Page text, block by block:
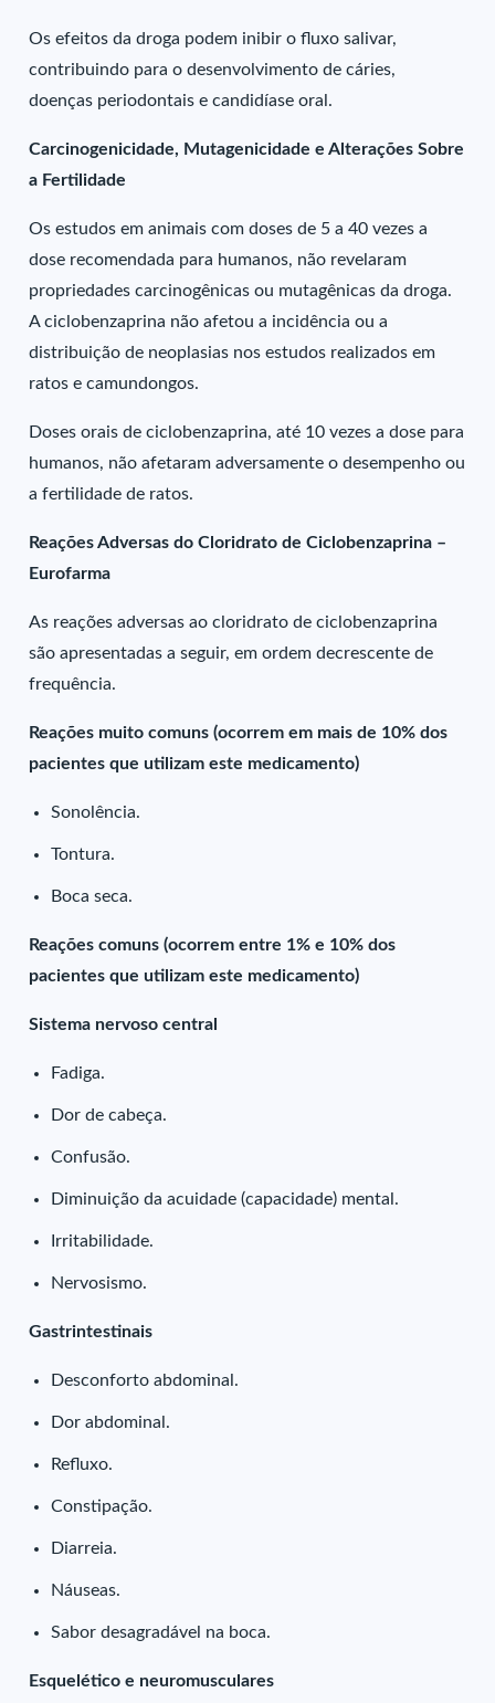
Os efeitos da droga podem inibir o fluxo salivar,
contribuindo para o desenvolvimento de cáries,
doenças periodontais e candidíase oral.
Carcinogenicidade, Mutagenicidade e Alterações Sobre
a Fertilidade
Os estudos em animais com doses de 5 a 40 vezes a
dose recomendada para humanos, não revelaram
propriedades carcinogênicas ou mutagênicas da droga.
A ciclobenzaprina não afetou a incidência ou a
distribuição de neoplasias nos estudos realizados em
ratos e camundongos.
Doses orais de ciclobenzaprina, até 10 vezes a dose para
humanos, não afetaram adversamente o desempenho ou
a fertilidade de ratos.
Reações Adversas do Cloridrato de Ciclobenzaprina –
Eurofarma
As reações adversas ao cloridrato de ciclobenzaprina
são apresentadas a seguir, em ordem decrescente de
frequência.
Reações muito comuns (ocorrem em mais de 10% dos
pacientes que utilizam este medicamento)
Sonolência.
Tontura.
Boca seca.
Reações comuns (ocorrem entre 1% e 10% dos
pacientes que utilizam este medicamento)
Sistema nervoso central
Fadiga.
Dor de cabeça.
Confusão.
Diminuição da acuidade (capacidade) mental.
Irritabilidade.
Nervosismo.
Gastrintestinais
Desconforto abdominal.
Dor abdominal.
Refluxo.
Constipação.
Diarreia.
Náuseas.
Sabor desagradável na boca.
Esquelético e neuromusculares